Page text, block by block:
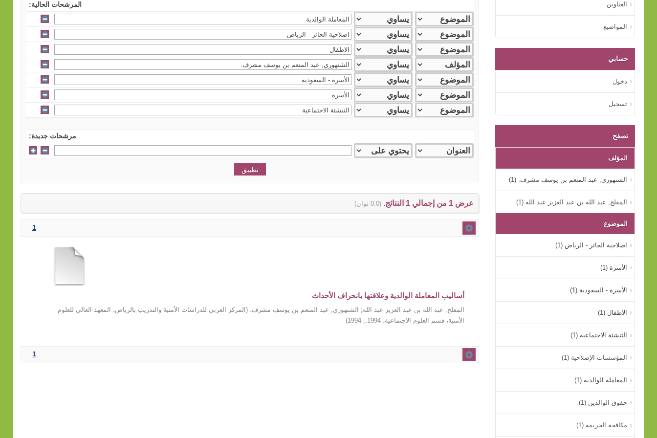
المرشحات الحالية:
مرشحات جديدة:
عرض 1 من إجمالي 1 النتائج. (0.0 ثوان)
1
أساليب المعاملة الوالدية وعلاقتها بانحراف الأحداث
المفلح, عبد الله بن عبد العزيز عبد الله; الشنهوري, عبد المنعم بن يوسف مشرف. ( المركز العربي للدراسات الأمنية والتدريب بالرياض، المعهد العالي للعلوم
الأمنية، قسم العلوم الاجتماعية، 1994.
,
1994
)
1
العناوين
المواضيع
حسابي
دخول
تسجيل
تصفح
المؤلف
الشنهوري, عبد المنعم بن يوسف مشرف. (1)
المفلح, عبد الله بن عبد العزيز عبد الله (1)
الموضوع
اصلاحية الحائر - الرياض (1)
الأسرة (1)
الأسرة - السعودية (1)
الاطفال (1)
التنشئة الاجتماعية (1)
المؤسسات الإصلاحية (1)
المعاملة الوالدية (1)
حقوق الوالدين (1)
مكافحة الجريمة (1)